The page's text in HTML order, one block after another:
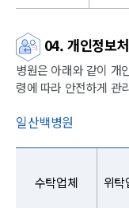
04. 개인정보
병원은 아래와 같이 개
령에 따라 안전하게 관
일산백병원
수탁업체 위탁